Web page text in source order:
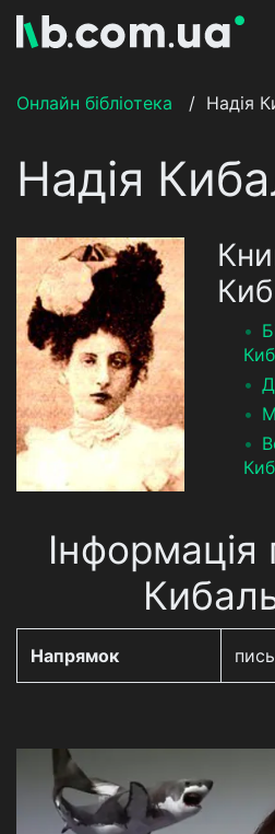
Онлайн бібліотека
/ Надія
Надія
Інформація
Напрямок